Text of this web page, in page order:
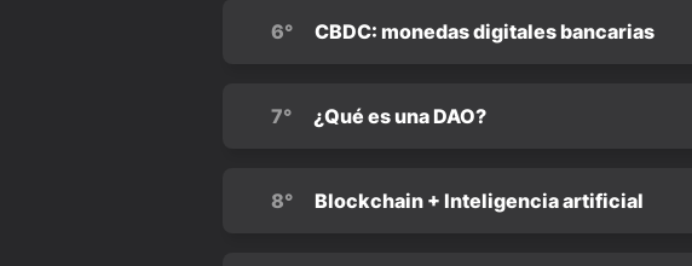
6° CBDC: monedas digitales bancarias
7° ¿Qué es una DAO?
8° Blockchain + Inteligencia artificial